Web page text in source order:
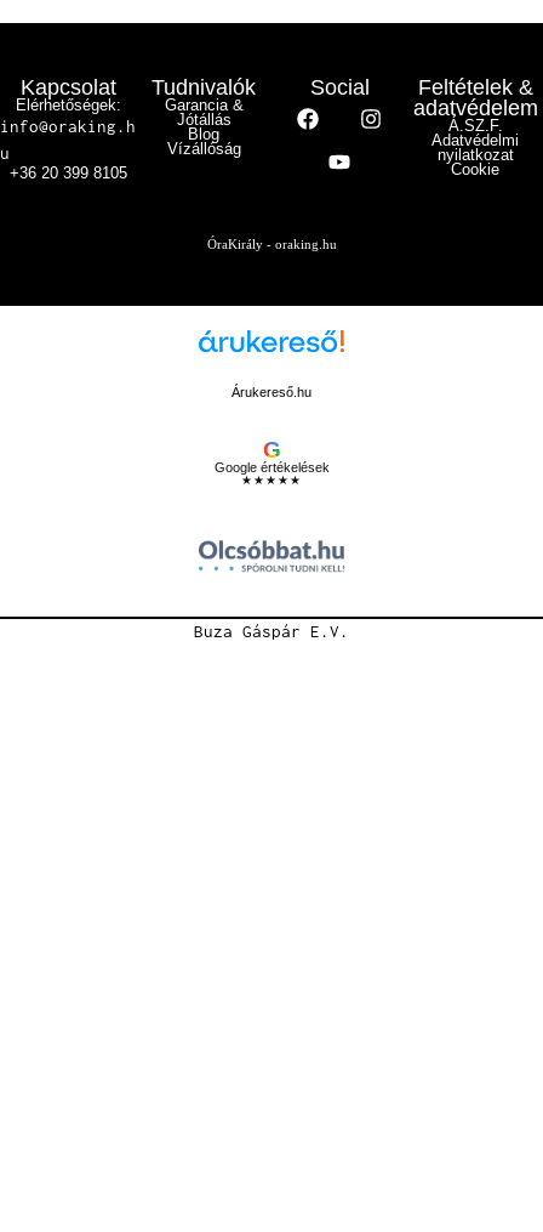
Kapcsolat
Elérhetőségek:
info@oraking.h
u
+36 20 399 8105
Tudnivalók
Garancia &
Jótállás
Blog
Vízállóság
Social
Feltételek &
adatvédelem
Á.SZ.F.
Adatvédelmi
nyilatkozat
Cookie
ÓraKirály - oraking.hu
Árukereső.hu
G
Google értékelések
★★★★★
Buza Gáspár E.V.